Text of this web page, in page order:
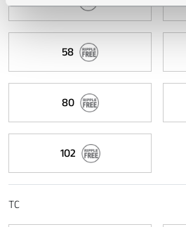
pubblicità e social media, i quali
con altre informazioni che ha
raccolto dal suo utilizzo dei loro
58
80
102
TC